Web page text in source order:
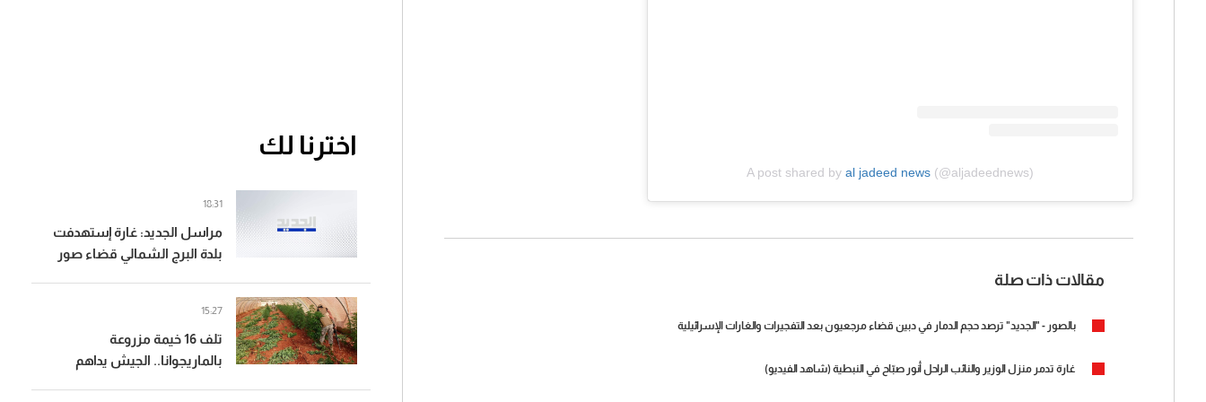
A post shared by al jadeed news(@aljadeednews)
مقالات ذات صلة
بالصور - "الجديد" ترصد حجم الدمار في دبين قضاء مرجعيون بعد التفجيرات والغارات الإسرائيلية
غارة تدمر منزل الوزير والنائب الراحل أنور صبّاح في النبطية (شاهد الفيديو)
اخترنا لك
مراسل الجديد: غارة إستهدفت
بلدة البرج الشمالي قضاء صور
18:31
تلف 16 خيمة مزروعة
بالماريجوانا.. الجيش يداهم
15:27